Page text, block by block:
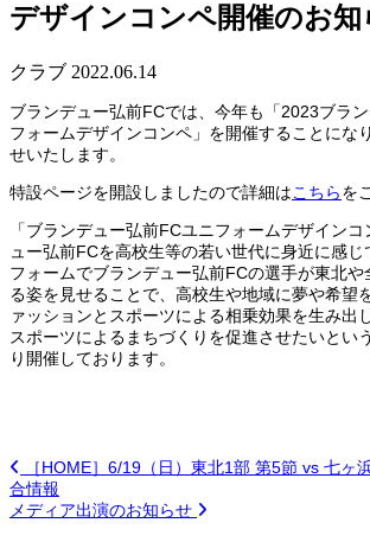
デザインコンペ開催のお知
クラブ 2022.06.14
ブランデュー弘前FCでは、今年も「2023ブラ
フォームデザインコンペ」を開催することにな
せいたします。
特設ページを開設しましたので詳細はこちらを
「ブランデュー弘前FCユニフォームデザイン
ュー弘前FCを高校生等の若い世代に身近に感じ
フォームでブランデュー弘前FCの選手が東北や
る姿を見せることで、高校生や地域に夢や希望
ァッションとスポーツによる相乗効果を生み出
スポーツによるまちづくりを促進させたいとい
り開催しております。
［HOME］6/19（日）東北1部 第5節 vs 七ヶ
合情報
メディア出演のお知らせ